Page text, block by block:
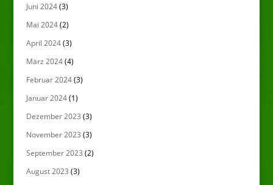
Juni 2024(3)
Mai 2024(2)
April 2024(3)
März 2024(4)
Februar 2024(3)
Januar 2024(1)
Dezember 2023 (3)
November 2023 (3)
September 2023 (2)
August 2023 (3)